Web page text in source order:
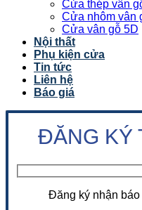
Cửa thép vân
Cửa nhôm vân
Cửa vân gỗ 5D
Nội thất
Phụ kiện cửa
Tin tức
Liên hệ
Báo giá
ĐĂNG KÝ
Đăng ký nhận